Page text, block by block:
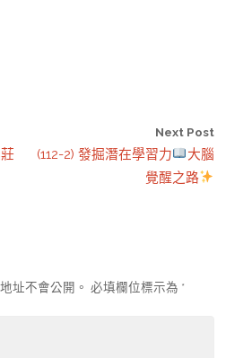
Next Post
(112-2) 發掘潛在學習力
大腦
覺醒之路
址不會公開。 必填欄位標示為 *